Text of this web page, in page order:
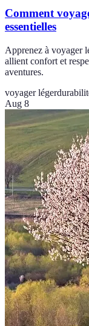
Comment
essentielles
Apprenez à voyager
allient confort et
aventures.
voyager léger
Aug 8